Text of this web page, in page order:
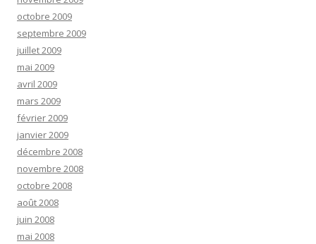
octobre 2009
septembre 2009
juillet 2009
mai 2009
avril 2009
mars 2009
février 2009
janvier 2009
décembre 2008
novembre 2008
octobre 2008
août 2008
juin 2008
mai 2008